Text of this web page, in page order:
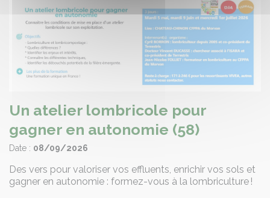
Un atelier lombricole pour
gagner en autonomie (58)
Date : 08/09/2026
Des vers pour valoriser vos effluents, enrichir vos sols et
gagner en autonomie : formez-vous à la lombriculture !